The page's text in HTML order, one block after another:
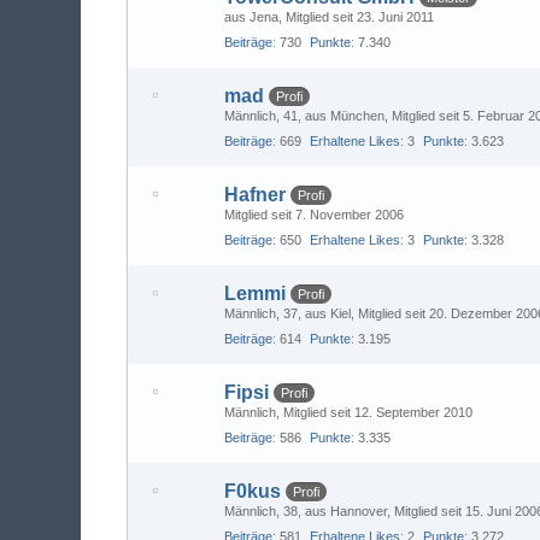
aus Jena Mitglied seit 23. Juni 2011
Beiträge 730 Punkte 7.340
mad
Profi
Männlich 41 aus München Mitglied seit 5. Februar
Beiträge 669 Erhaltene Likes 3 Punkte 3.623
Hafner
Profi
Mitglied seit 7. November 2006
Beiträge 650 Erhaltene Likes 3 Punkte 3.328
Lemmi
Profi
Männlich 37 aus Kiel Mitglied seit 20. Dezember
Beiträge 614 Punkte 3.195
Fipsi
Profi
Männlich Mitglied seit 12. September 2010
Beiträge 586 Punkte 3.335
F0kus
Profi
Männlich 38 aus Hannover Mitglied seit 15. Juni
Beiträge 581 Erhaltene Likes 2 Punkte 3.272